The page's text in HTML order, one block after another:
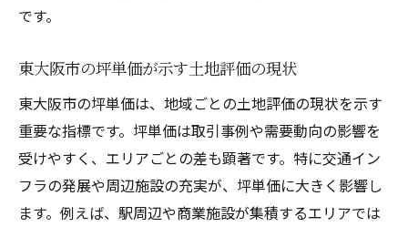
です。
東大阪市の坪単価が示す土地評価の現状
東大阪市の坪単価は、地域ごとの土地評価の現状を示す
重要な指標です。坪単価は取引事例や需要動向の影響を
受けやすく、エリアごとの差も顕著です。特に交通イン
フラの発展や周辺施設の充実が、坪単価に大きく影響し
ます。例えば、駅周辺や商業施設が集積するエリアでは